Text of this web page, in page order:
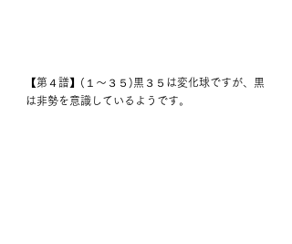
【第４譜】(１～３５)黒３５は変化球ですが、黒
は非勢を意識しているようです。